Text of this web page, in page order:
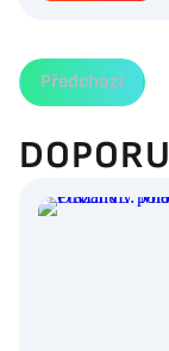
Předchozí